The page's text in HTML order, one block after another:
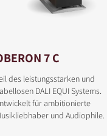
7 C
des leistungsstarken und
DALI EQUI Systems.
für ambitionierte
und Audiophile.